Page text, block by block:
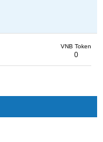
VNB Token
0